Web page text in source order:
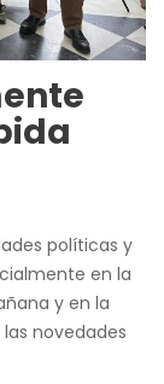
políticas y
en la
y en la
novedades